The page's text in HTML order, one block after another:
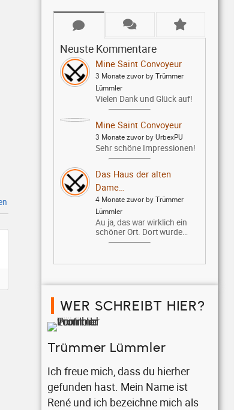
Neuste Kommentare
Mine Saint Convoyeur
3 Monate zuvor by Trümmer
Lümmler
Vielen Dank und Glück auf!
Mine Saint Convoyeur
3 Monate zuvor by UrbexPU
Sehr schöne Impressionen!
Das Haus der alten
Dame…
4 Monate zuvor by Trümmer
Lümmler
Au ja, das war wirklich ein
schöner Ort. Dort wurde…
WER SCHREIBT HIER?
Trümmer Lümmler
Ich freue mich, dass du hierher
gefunden hast. Mein Name ist
René und ich bezeichne mich als